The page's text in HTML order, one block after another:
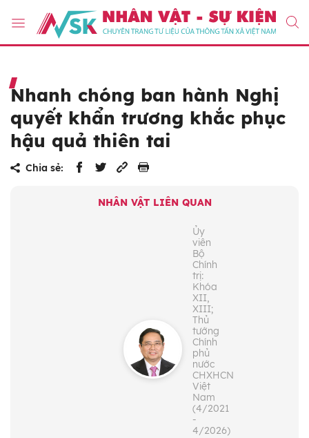
Nhanh chóng ban hành Nghị
quyết khẩn trương khắc phục
hậu quả thiên tai
Chia sẻ:
NHÂN VẬT LIÊN QUAN
Ủy
viên
Bộ
Chính
trị:
Khóa
XII,
XIII;
Thủ
tướng
Chính
phủ
nước
CHXHCN
Việt
Nam
(4/2021
-
4/2026)